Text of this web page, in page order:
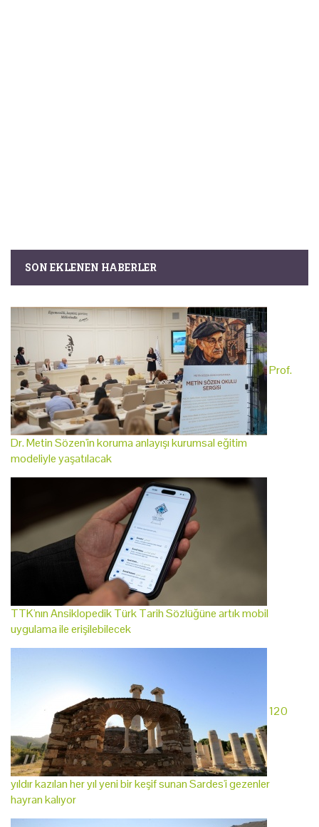
SON EKLENEN HABERLER
Prof.
Dr. Metin Sözen'in koruma anlayışı kurumsal eğitim
modeliyle yaşatılacak
TTK'nın Ansiklopedik Türk Tarih Sözlüğüne artık mobil
uygulama ile erişilebilecek
120
yıldır kazılan her yıl yeni bir keşif sunan Sardes'i gezenler
hayran kalıyor